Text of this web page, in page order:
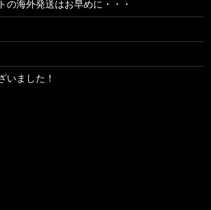
の海外発送はお早めに・・・
いました！